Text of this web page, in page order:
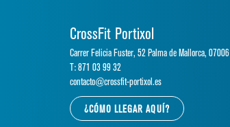
CrossFit Portixol
Carrer Felicia Fuster, 52 Palma de Mallorca, 07006
T: 871 03 99 32
contacto@crossfit-portixol.es
¿CÓMO LLEGAR AQUÍ?